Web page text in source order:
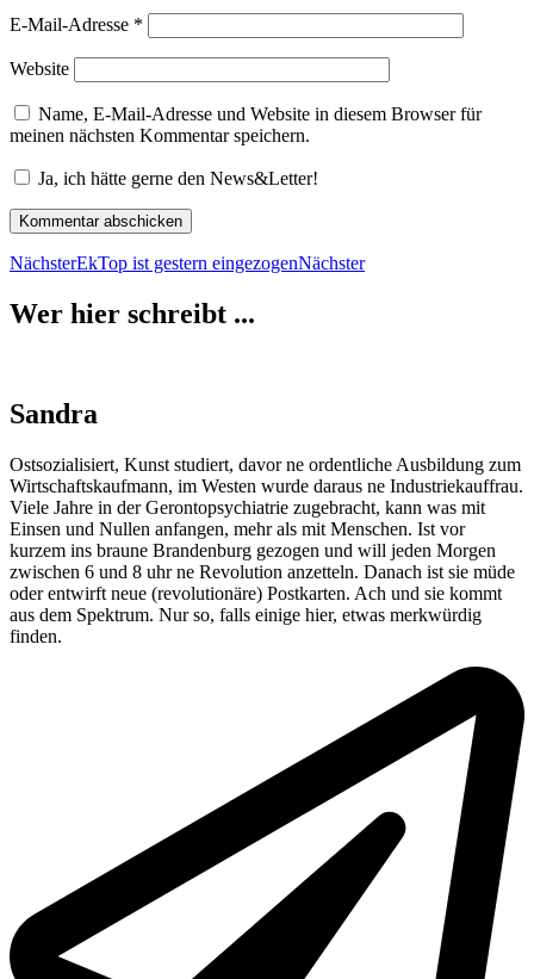
E-Mail-Adresse *
Website
Name, E-Mail-Adresse und Website in diesem Browser für
meinen nächsten Kommentar speichern.
Ja, ich hätte gerne den News&Letter!
NächsterEkTop ist gestern eingezogenNächster
Wer hier schreibt ...
Sandra
Ostsozialisiert, Kunst studiert, davor ne ordentliche Ausbildung zum
Wirtschaftskaufmann, im Westen wurde daraus ne Industriekauffrau.
Viele Jahre in der Gerontopsychiatrie zugebracht, kann was mit
Einsen und Nullen anfangen, mehr als mit Menschen. Ist vor
kurzem ins braune Brandenburg gezogen und will jeden Morgen
zwischen 6 und 8 uhr ne Revolution anzetteln. Danach ist sie müde
oder entwirft neue (revolutionäre) Postkarten. Ach und sie kommt
aus dem Spektrum. Nur so, falls einige hier, etwas merkwürdig
finden.